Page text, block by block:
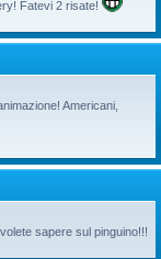
Fatevi 2 risate!
Americani,
sapere sul pinguino!!!